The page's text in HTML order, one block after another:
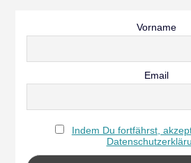
Vorname
Email
Indem Du fortfährst,